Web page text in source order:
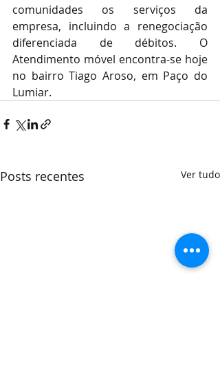
comunidades os serviços da
empresa, incluindo a renegociação
diferenciada de débitos. O
Atendimento móvel encontra-se hoje
no bairro Tiago Aroso, em Paço do
Lumiar.
Posts recentes Ver tudo